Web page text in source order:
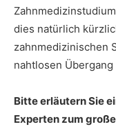
dies natürlich
zahnmedizinischen
nahtlosen
Bitte erläutern Sie
Experten zum